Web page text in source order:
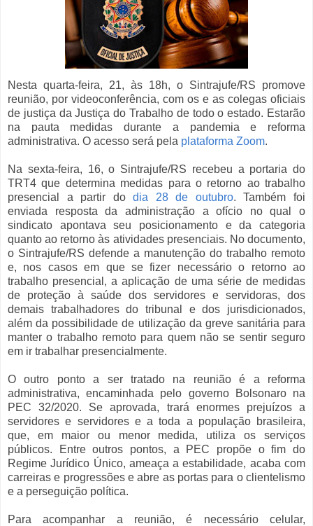
Nesta quarta-feira, 21, às 18h, o Sintrajufe/RS promove
reunião, por videoconferência, com os e as colegas oficiais
de justiça da Justiça do Trabalho de todo o estado. Estarão
na pauta medidas durante a pandemia e reforma
administrativa. O acesso será pela plataforma Zoom.
Na sexta-feira, 16, o Sintrajufe/RS recebeu a portaria do
TRT4 que determina medidas para o retorno ao trabalho
presencial a partir dodia 28 de outubro. Também foi
enviada resposta da administração a ofício no qual o
sindicato apontava seu posicionamento e da categoria
quanto ao retorno às atividades presenciais. No documento,
o Sintrajufe/RS defende a manutenção do trabalho remoto
e, nos casos em que se fizer necessário o retorno ao
trabalho presencial, a aplicação de uma série de medidas
de proteção à saúde dos servidores e servidoras, dos
demais trabalhadores do tribunal e dos jurisdicionados,
além da possibilidade de utilização da greve sanitária para
manter o trabalho remoto para quem não se sentir seguro
em ir trabalhar presencialmente.
O outro ponto a ser tratado na reunião é a reforma
administrativa, encaminhada pelo governo Bolsonaro na
PEC 32/2020. Se aprovada, trará enormes prejuízos a
servidores e servidores e a toda a população brasileira,
que, em maior ou menor medida, utiliza os serviços
públicos. Entre outros pontos, a PEC propõe o fim do
Regime Jurídico Único, ameaça a estabilidade, acaba com
carreiras e progressões e abre as portas para o clientelismo
e a perseguição política.
Para acompanhar a reunião, é necessário celular,